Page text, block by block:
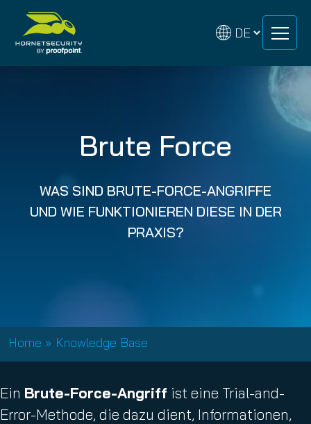
Inhalt
springen
Inhalt
springen
Brute Force
WAS SIND BRUTE-FORCE-ANGRIFFE
UND WIE FUNKTIONIEREN DIESE IN DER
PRAXIS?
Home » Knowledge Base
Ein Brute-Force-Angriff ist eine Trial-and-
Error-Methode, die dazu dient, Informationen,